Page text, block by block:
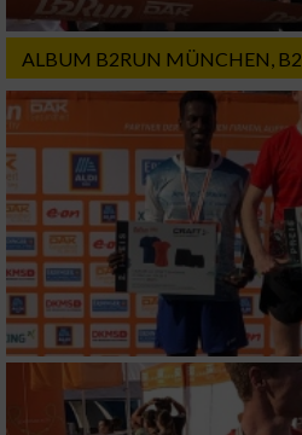
ALBUM B2RUN MÜNCHEN,
IAB-Besonderheiten:
Verwendung genauer
Geräte anhand von aktiv
Informationen identifizieren
Nicht-IAB-Verarbeitungszwecke:
Notwendig
Performance
Funktional